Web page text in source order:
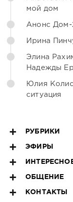
мой дом
Анонс
Ирина
Элина
Надежды
Юлия
ситуация
РУБРИКИ
ЭФИРЫ
ОБЩЕНИЕ
КОНТАКТЫ